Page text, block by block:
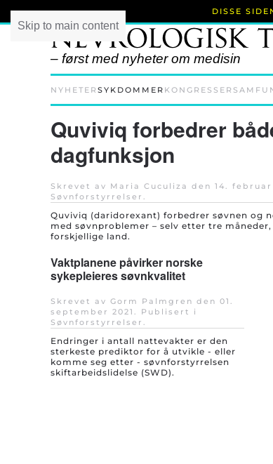
Skip to main content
– først med nyheter om medisin
NYHETER SYKDOMMER KONGRESSER
DISSE
Quviviq forbedrer
dagfunksjon
Skrevet av Maria Cuculiza den 14. februar
Søvnforstyrrelser .
Quviviq (daridorexant) forbedrer søvnen og
med søvnproblemer – selv etter tre
forskjellige land.
Vaktplanene påvirker norske
sykepleieres søvnkvalitet
Skrevet av Gorm Palmgren den 01.
september 2021 . Publisert i
Søvnforstyrrelser .
Endringer i antall nattevakter er den
sterkeste prediktor for å utvikle - eller
komme seg etter - søvnforstyrrelsen
skiftarbeidslidelse (SWD).